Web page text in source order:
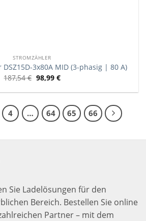
STROMZÄHLER
3x80A MID (3-phasig | 80 A)
187,54€ 98,99 €
4 … 64 65 66
Sie Ladelösungen für den
Bereich. Bestellen Sie online
Partner – mit dem